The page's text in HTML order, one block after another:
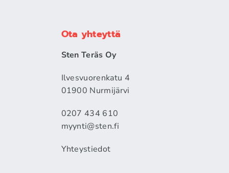
Ota yhteyttä
Sten Teräs Oy
Ilvesvuorenkatu 4
01900 Nurmijärvi
0207 434 610
myynti@sten.fi
Yhteystiedot